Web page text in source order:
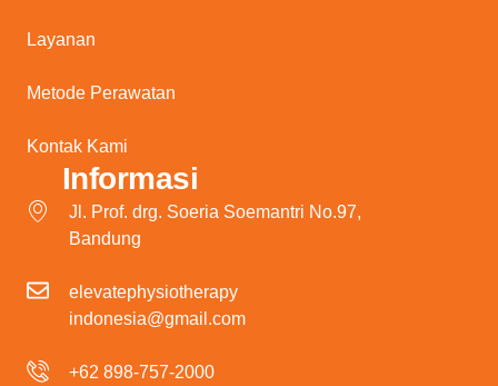
Layanan
Metode Perawatan
Kontak Kami
Informasi
Jl. Prof. drg. Soeria Soemantri No.97,
Bandung
elevatephysiotherapy
indonesia@gmail.com
+62 898-757-2000